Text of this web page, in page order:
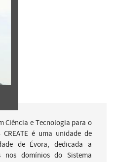
Ciência e Tecnologia para o
é uma unidade de
de Évora, dedicada a
nos domínios do Sistema